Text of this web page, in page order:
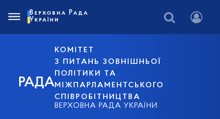
РАДА
КОМІТЕТ
З ПИТАНЬ ЗОВНІШНЬОЇ
ПОЛІТИКИ ТА
МІЖПАРЛАМЕНТСЬКОГО
СПІВРОБІТНИЦТВА
ВЕРХОВНА РАДА УКРАЇНИ
Верховна Рада
України